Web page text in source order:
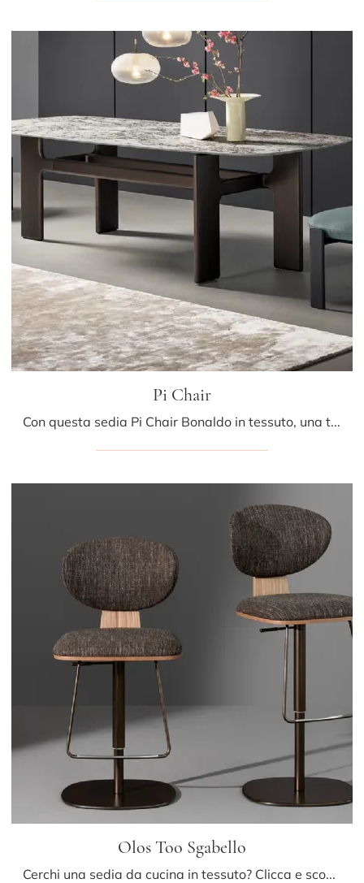
Pi Chair
Con questa sedia Pi Chair Bonaldo in tessuto, una tra le nostre sedute fisse design, potrai arricchire i tuoi interni.
Olos Too Sgabello
Cerchi una sedia da cucina in tessuto? Clicca e scopri il modello Olos Too Sgabello di Bonaldo per ultimare i tuoi spazi ottimamente.